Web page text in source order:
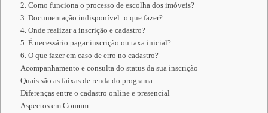
2. Como funciona o processo de escolha dos imóveis?
3. Documentação indisponível: o que fazer?
4. Onde realizar a inscrição e cadastro?
5. É necessário pagar inscrição ou taxa inicial?
6. O que fazer em caso de erro no cadastro?
Acompanhamento e consulta do status da sua inscrição
Quais são as faixas de renda do programa
Diferenças entre o cadastro online e presencial
Aspectos em Comum